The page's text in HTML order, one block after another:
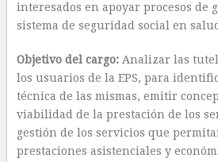
interesados en apoyar procesos de
sistema de seguridad social en
Objetivo del cargo:Analizar las
los usuarios de la EPS, para
técnica de las mismas, emitir
viabilidad de la prestación de los
gestión de los servicios que
prestaciones asistenciales y